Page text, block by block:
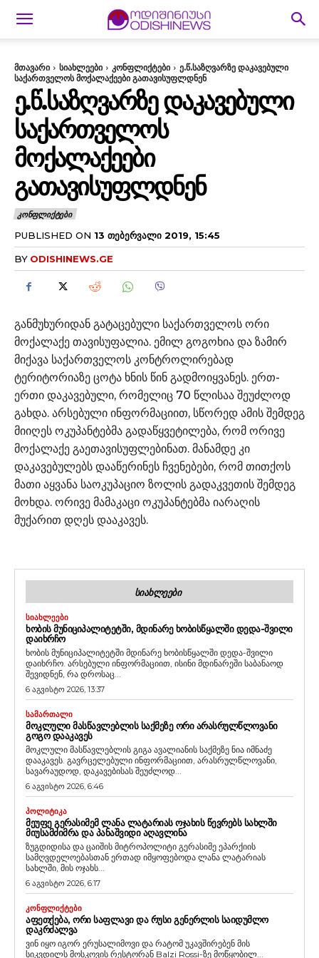
მთავარი სიახლეები კონფლიქტები
ე.წ.საზღვარზე დაკავებული
საქართველოს მოქალაქეები გათავისუფლდნენ
Ე.Წ.ᲡᲐᲖᲦᲕᲐᲠᲖᲔ ᲓᲐᲙᲐᲕᲔᲑᲣᲚᲘ
ᲡᲐᲥᲐᲠᲗᲕᲔᲚᲝᲡ
ᲛᲝᲥᲐᲚᲐᲥᲔᲔᲑᲘ
ᲒᲐᲗᲐᲕᲘᲡᲣᲤᲚᲓᲜᲔᲜ
ᲙᲝᲜᲤᲚᲘᲥᲢᲔᲑᲘ
PUBLISHED ON 13 ᲗᲔᲑᲔᲠᲕᲐᲚᲘ 2019, 15:45
BY ODISHINEWS.GE
განმუხურიდან გატაცებული საქართველოს ორი
მოქალაქე თავისუფალია. ემილ გოგოხია და ზამირ
მიქავა საქართველოს კონტროლირებად
ტერიტორიაზე ცოტა ხნის წინ გადმოიყვანეს. ერთ-
ერთი დაკავებული, რომელიც 70 წლისაა შეუძლოდ
გახდა. არსებული ინფორმაციით, სწორედ ამის შემდეგ
მიიღეს ოკუპანტებმა გადაწყვეტილება, რომ ორივე
მოქალაქე გაეთავისუფლებინათ. მანამდე კი
დაკავებულებს დააწერინეს ჩვენებები, რომ თითქოს
მათი აყვანა საოკუპაციო ზოლის გადაკვეთის შემდეგ
მოხდა. ორივე მამაკაცი ოკუპანტებმა იარაღის
მუქარით დღეს დააკავეს.
ᲡᲘᲐᲮᲚᲔᲔᲑᲘ
ᲡᲘᲐᲮᲚᲔᲔᲑᲘ
ᲮᲝᲑᲘᲡ ᲛᲣᲜᲘᲪᲘᲞᲐᲚᲘᲢᲔᲢᲨᲘ, ᲛᲓᲘᲜᲐᲠᲔ ᲮᲝᲑᲘᲡᲬᲧᲐᲚᲨᲘ ᲓᲔᲓᲐ-ᲨᲕᲘᲚᲘ
ᲓᲐᲘᲮᲠᲩᲝ
ხობის მუნიციპალიტეტში მდინარე ხობისწყალში დედა-შვილი
დაიხრჩო. არსებული ინფორმაციით, ისინი მდინარეში საბანაოდ
შევიდნენ, რა დროსაც...
6 აგვისტო 2026, 13:37
ᲡᲐᲛᲐᲠᲗᲐᲚᲘ
ᲛᲝᲙᲚᲣᲚᲘ ᲛᲐᲡᲬᲐᲕᲚᲔᲑᲚᲘᲡ ᲡᲐᲥᲛᲔᲖᲔ ᲝᲠᲘ ᲐᲠᲐᲡᲠᲣᲚᲬᲚᲝᲕᲐᲜᲘ
ᲒᲝᲒᲝ ᲓᲐᲐᲙᲐᲕᲔᲡ
მოკლული მასწავლებლის გიგა ავალიანის საქმეზე ნია იმნაძე
დააკავეს. გავრცელებული ინფორმაციით, არასრულწლოვანი,
სავარაუდოდ, დაკავებისას შეუძლოდ...
6 აგვისტო 2026, 6:46
ᲞᲝᲚᲘᲢᲘᲙᲐ
ᲛᲔᲣᲤᲔ ᲒᲔᲠᲐᲡᲘᲛᲔᲛ ᲚᲐᲜᲐ ᲚᲐᲢᲐᲠᲘᲐᲡ ᲝᲯᲐᲮᲘᲡ ᲬᲔᲕᲠᲔᲑᲡ ᲡᲐᲮᲚᲨᲘ
ᲛᲘᲣᲡᲐᲛᲫᲘᲛᲠᲐ ᲓᲐ ᲞᲐᲜᲐᲨᲕᲘᲓᲘ ᲐᲦᲐᲕᲚᲘᲜᲐ
ზუგდიდისა და ცაიშის მიტროპოლიტი გერასიმე ეპარქიის
სამღვდელოებასთან ერთად იმყოფებოდა ლანა ლატარიას
სახლში, მის ოჯახს...
6 აგვისტო 2026, 6:17
ᲙᲝᲜᲤᲚᲘᲥᲢᲔᲑᲘ
ᲐᲤᲔᲗᲥᲔᲑᲐ, ᲝᲠᲘ ᲡᲐᲤᲚᲐᲕᲘ ᲓᲐ ᲠᲣᲡᲘ ᲒᲔᲜᲔᲠᲚᲘᲡ ᲡᲐᲘᲓᲣᲛᲚᲝ
ᲓᲐᲙᲠᲫᲐᲚᲕᲐ
ვინ იყო იგორ ერუსალიმოვი და რატომ უკავშირებენ მის
სიკვდილს მოსკოვის რესტორან Balzi Rossi-ზე მოწყობილ...